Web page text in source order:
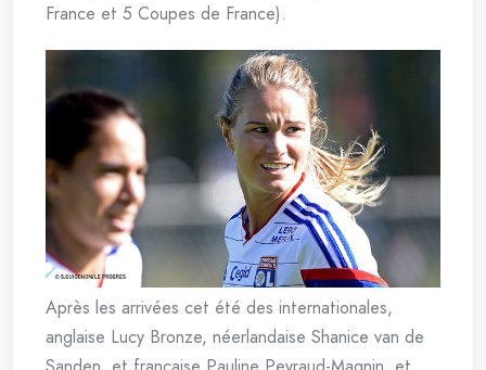
France et 5 Coupes de France).
Après les arrivées cet été des internationales,
anglaise Lucy Bronze, néerlandaise Shanice van de